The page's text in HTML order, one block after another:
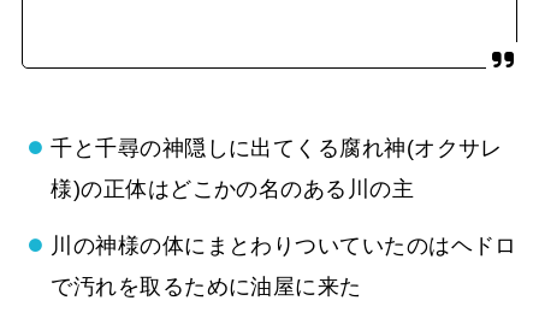
千と千尋の神隠しに出てくる腐れ神(オクサレ
様)の正体はどこかの名のある川の主
川の神様の体にまとわりついていたのはヘドロ
で汚れを取るために油屋に来た